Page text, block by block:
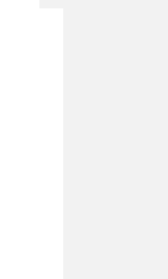
Nas